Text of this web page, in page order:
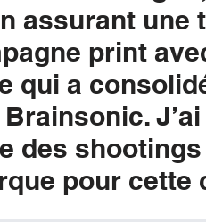
assurant une
print
qui a
des
pour cette